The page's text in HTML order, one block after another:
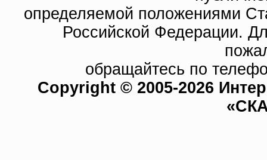
определяемой положениями
Российской Федерации.
обращайтесь по
Copyright © 2005-2026